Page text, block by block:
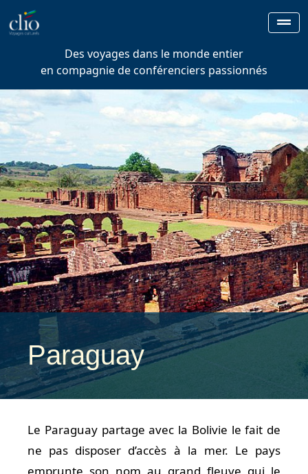
Des voyages dans le monde entier
en compagnie de conférenciers passionnés
Paraguay
Le Paraguay partage avec la Bolivie le fait de
ne pas disposer d’accès à la mer. Le pays